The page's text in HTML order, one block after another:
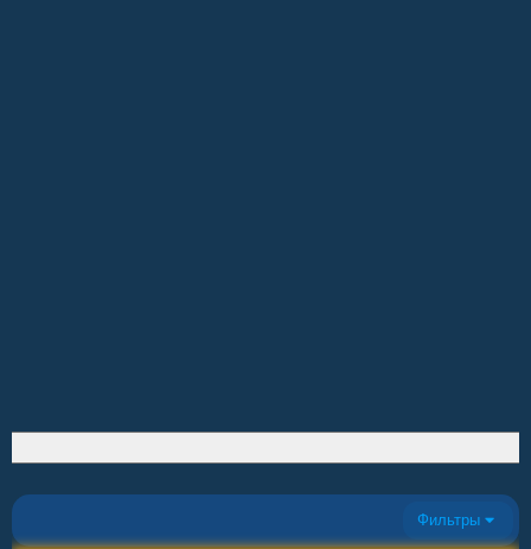
Фильтры